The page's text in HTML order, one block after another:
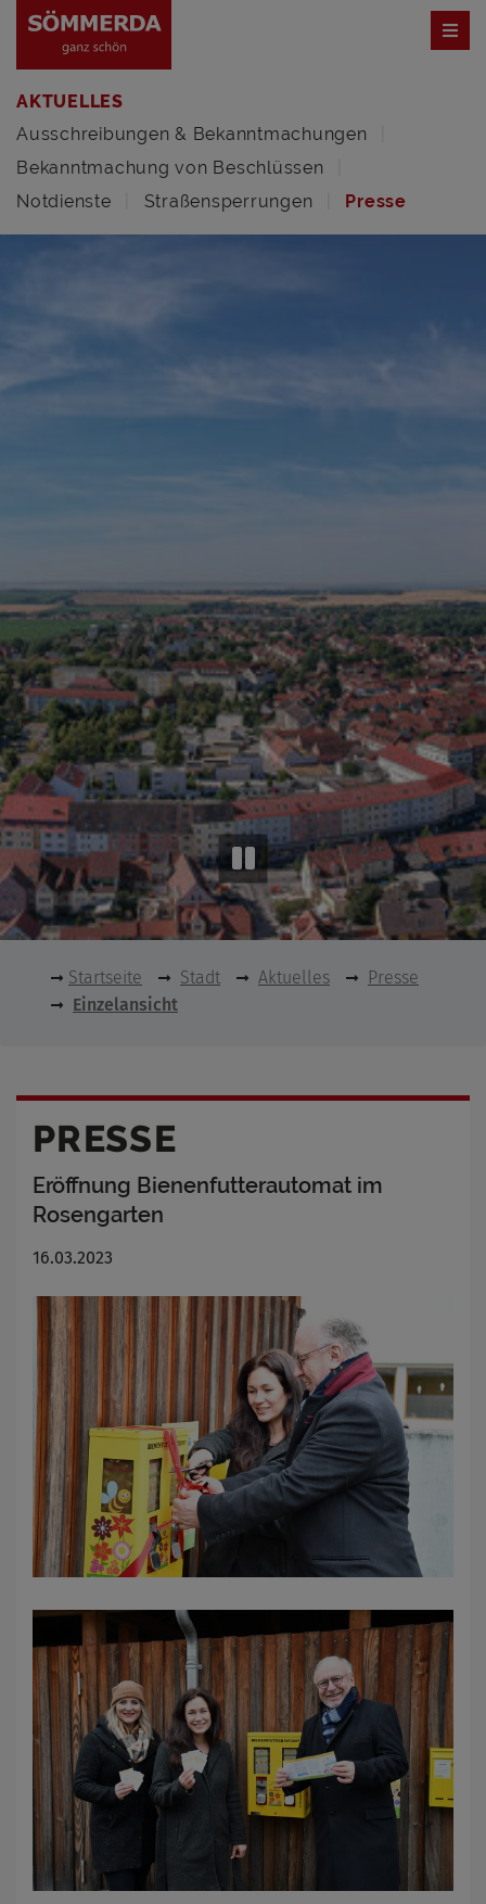
AKTUELLES
Ausschreibungen & Bekanntmachungen
Bekanntmachung von Beschlüssen
Notdienste
Straßensperrungen Presse
Startseite Stadt Aktuelles
Presse
Einzelansicht
PRESSE
Eröffnung Bienenfutterautomat im
Rosengarten
16.03.2023